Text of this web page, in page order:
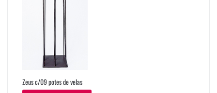
Zeus c/09 potes de velas